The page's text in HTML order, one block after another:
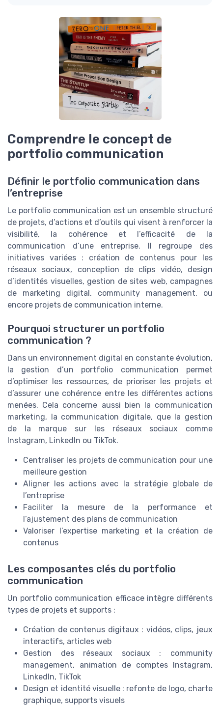
Comprendre le concept de
portfolio communication
Définir le portfolio communication dans
l’entreprise
Le portfolio communication est un ensemble structuré
de projets, d’actions et d’outils qui visent à renforcer la
visibilité, la cohérence et l’efficacité de la
communication d’une entreprise. Il regroupe des
initiatives variées : création de contenus pour les
réseaux sociaux, conception de clips vidéo, design
d’identités visuelles, gestion de sites web, campagnes
de marketing digital, community management, ou
encore projets de communication interne.
Pourquoi structurer un portfolio
communication ?
Dans un environnement digital en constante évolution,
la gestion d’un portfolio communication permet
d’optimiser les ressources, de prioriser les projets et
d’assurer une cohérence entre les différentes actions
menées. Cela concerne aussi bien la communication
marketing, la communication digitale, que la gestion
de la marque sur les réseaux sociaux comme
Instagram, LinkedIn ou TikTok.
Centraliser les projets de communication pour une
meilleure gestion
Aligner les actions avec la stratégie globale de
l’entreprise
Faciliter la mesure de la performance et
l’ajustement des plans de communication
Valoriser l’expertise marketing et la création de
contenus
Les composantes clés du portfolio
communication
Un portfolio communication efficace intègre différents
types de projets et supports :
Création de contenus digitaux : vidéos, clips, jeux
interactifs, articles web
Gestion des réseaux sociaux : community
management, animation de comptes Instagram,
LinkedIn, TikTok
Design et identité visuelle : refonte de logo, charte
graphique, supports visuels